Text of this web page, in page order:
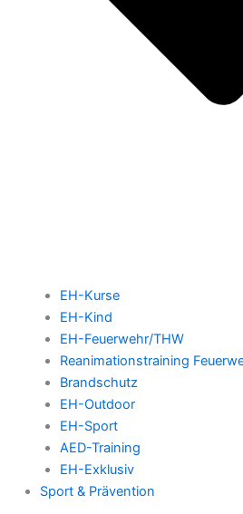
EH-Kurse
EH-Kind
EH-Feuerwehr/THW
Reanimationstraining
Brandschutz
EH-Outdoor
EH-Sport
AED-Training
EH-Exklusiv
Sport & Prävention